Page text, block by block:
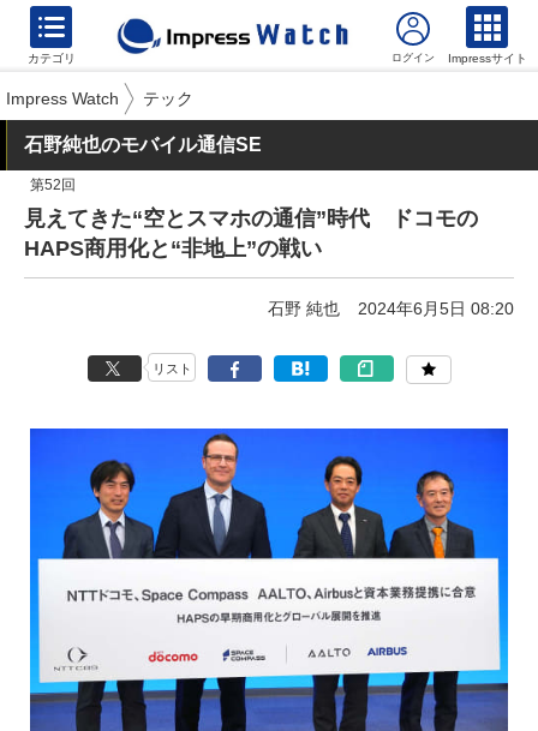
カテゴリ Impressサイト
Impress Watch テック
石野純也のモバイル通信SE
第52回
見えてきた“空とスマホの通信”時代 ドコモの
HAPS商用化と“非地上”の戦い
石野 純也 2024年6月5日 08:20
リスト